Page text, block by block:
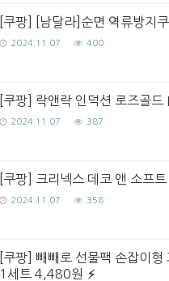
[쿠팡] [남달라]순면 역류방지
2024.11.07 400
[쿠팡] 락앤락 인덕션 로즈골
2024.11.07 387
[쿠팡] 크리넥스 데코 앤 소프
2024.11.07 358
[쿠팡] 빼빼로 선물팩 손잡이
1세트 4,480원